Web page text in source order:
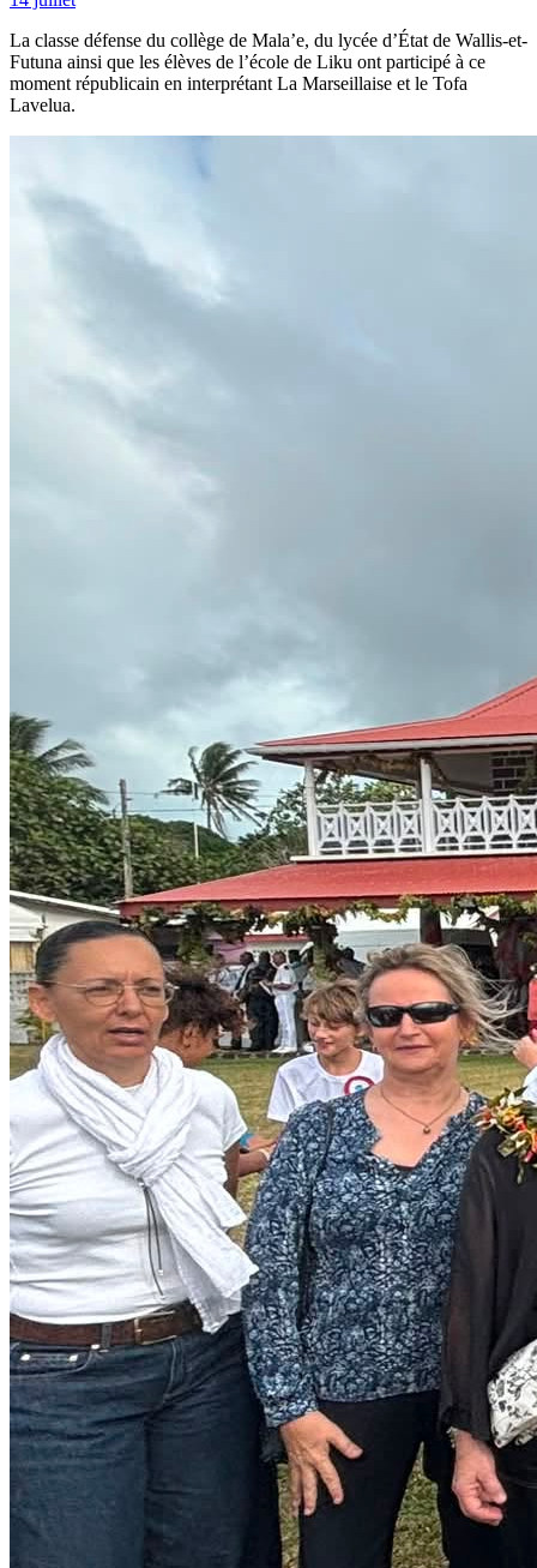
La classe défense du collège de Mala’e, du lycée d’État de Wallis-et-
Futuna ainsi que les élèves de l’école de Liku ont participé à ce
moment républicain en interprétant La Marseillaise et le Tofa
Lavelua.